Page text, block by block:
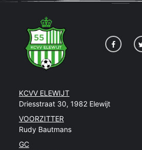
KCVV ELEWIJT
Driesstraat 30, 1982 Elewijt
VOORZITTER
Rudy Bautmans
GC